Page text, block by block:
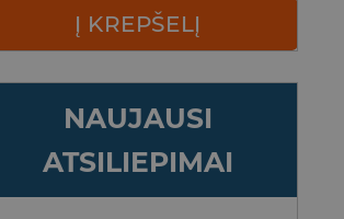
Į KREPŠELĮ
NAUJAUSI
ATSILIEPIMAI